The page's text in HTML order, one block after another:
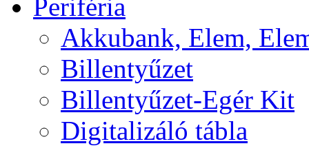
Periféria
Akkubank, Elem,
Billentyűzet
Billentyűzet-Egér Kit
Digitalizáló tábla